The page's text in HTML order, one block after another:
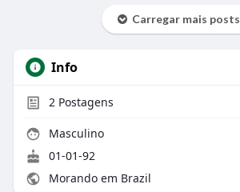
Carregar mais posts
Info
2Postagens
Masculino
01-01-92
Morando em Brazil